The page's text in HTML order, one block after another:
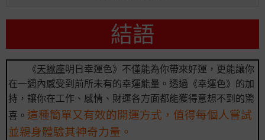
結語
《天蠍座明日幸運色》不僅能為你帶來好運，更能讓你
在一週內感受到前所未有的幸運能量。透過《幸運色》的加
持，讓你在工作、感情、財運各方面都能獲得意想不到的驚
喜。 這種簡單又有效的開運方式，值得每個人嘗試
並親身體驗其神奇力量。